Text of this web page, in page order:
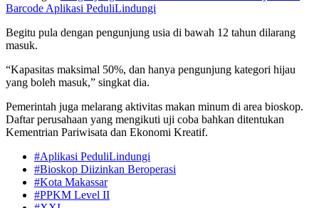
Barcode Aplikasi PeduliLindungi
Begitu pula dengan pengunjung usia di bawah 12 tahun dilarang
masuk.
“Kapasitas maksimal 50%, dan hanya pengunjung kategori hijau
yang boleh masuk,” singkat dia.
Pemerintah juga melarang aktivitas makan minum di area bioskop.
Daftar perusahaan yang mengikuti uji coba bahkan ditentukan
Kementrian Pariwisata dan Ekonomi Kreatif.
#Aplikasi PeduliLindungi
#Bioskop Diizinkan Beroperasi
#Kota Makassar
#PPKM Level II